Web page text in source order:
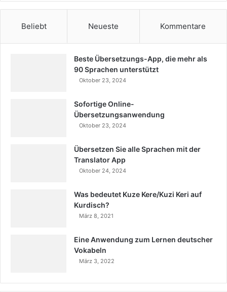
Beliebt Neueste Kommentare
Beste Übersetzungs-App, die mehr als
90 Sprachen unterstützt
Oktober 23, 2024
Sofortige Online-
Übersetzungsanwendung
Oktober 23, 2024
Übersetzen Sie alle Sprachen mit der
Translator App
Oktober 24, 2024
Was bedeutet Kuze Kere/Kuzi Keri auf
Kurdisch?
März 8, 2021
Eine Anwendung zum Lernen deutscher
Vokabeln
März 3, 2022